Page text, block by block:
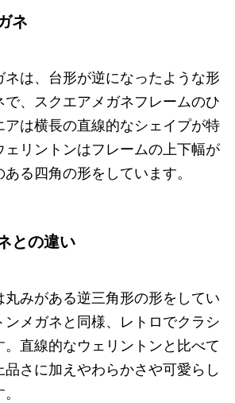
ネ
ネは、台形が逆になったような形
で、スクエアメガネフレームのひ
アは横長の直線的なシェイプが特
ェリントンはフレームの上下幅が
る四角の形をしています。
との違い
丸みがある逆三角形の形をしてい
ンメガネと同様、レトロでクラシ
。直線的なウェリントンと比べて
品さに加えやわらかさや可愛らし